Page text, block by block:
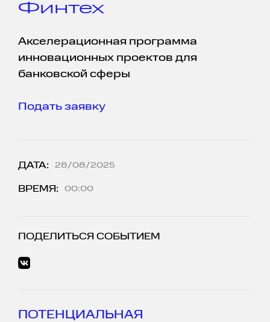
Финтех
Акселерационная программа
инновационных проектов для
банковской сферы
Подать заявку
ДАТА: 28/08/2025
ВРЕМЯ: 00:00
ПОДЕЛИТЬСЯ СОБЫТИЕМ
ПОТЕНЦИАЛЬНАЯ